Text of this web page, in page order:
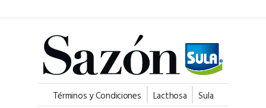
Términos y Condiciones Lacthosa Sula